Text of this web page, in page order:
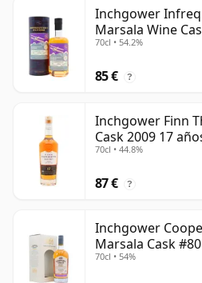
Inchgower
Marsala Wine
70cl • 54.2%
85 € ?
Inchgower Finn
Cask 2009 17
70cl • 44.8%
87 € ?
Inchgower
Marsala Cask
70cl • 54%